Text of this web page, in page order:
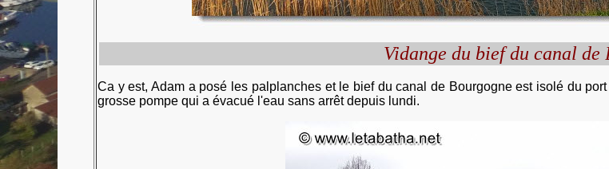
Vidange du bief du canal de
Ca y est, Adam a posé les palplanches et le bief du canal de Bourgogne est isolé du
grosse pompe qui a évacué l'eau sans arrêt depuis lundi.